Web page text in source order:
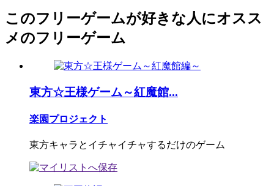
このフリーゲームが好きな人にオスス
メのフリーゲーム
東方☆王様ゲーム～紅魔館...
楽園プロジェクト
東方キャラとイチャイチャするだけのゲーム